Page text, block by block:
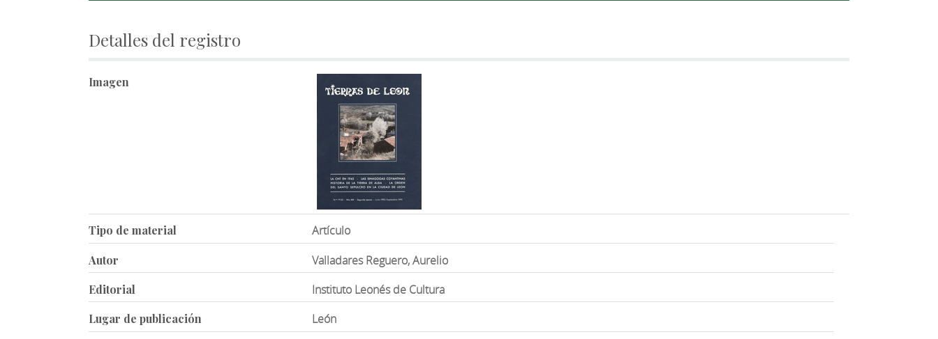
Detalles del registro
Imagen
Tipo de material Artículo
Autor Valladares Reguero, Aurelio
Editorial Instituto Leonés de Cultura
Lugar de publicación León